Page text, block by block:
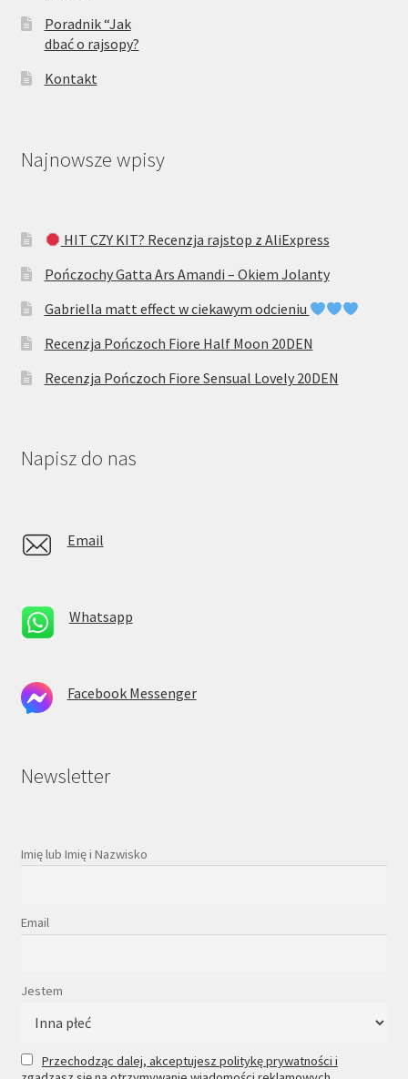
Poradnik “Jak
dbać o rajsopy?
Kontakt
Najnowsze wpisy
HIT CZY KIT? Recenzja rajstop z AliExpress
Pończochy Gatta Ars Amandi – Okiem Jolanty
Gabriella matt effect w ciekawym odcieniu
Recenzja Pończoch Fiore Half Moon 20DEN
Recenzja Pończoch Fiore Sensual Lovely 20DEN
Napisz do nas
Email
Whatsapp
Facebook Messenger
Newsletter
Imię lub Imię i Nazwisko
Email
Jestem
Przechodząc dalej, akceptujesz politykę prywatności i